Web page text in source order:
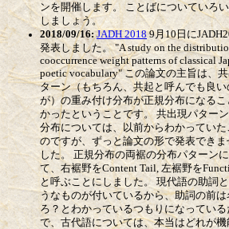
ンを開催します。 ことばについていろ
しましょう。
2018/09/16: JADH 20189月10日に
発表しました。 "A study on the
cooccurrence weight patterns of classical
poetic vocabulary" この論文の主旨は、
ターン（もちろん、共起と呼んでも良い
が）の重み付け分布が正規分布になるこ
かったということです。 共出現パター
分布については、以前からわかっていた
のですが、ずっと論文の形で発表できま
した。 正規分布の両裾の分布パターン
て、右裾野をContent Tail, 左裾野を
と呼ぶことにしました。 現代語の助詞
うなものが付いているから、助詞の前は
ろ？とわかっているつもりになっている
で、古代語については、本当はどれが機